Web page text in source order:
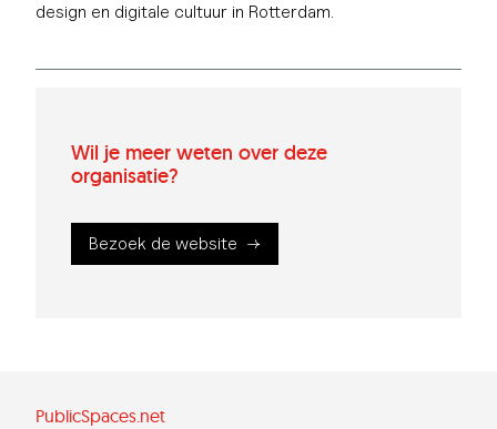
design en digitale cultuur in Rotterdam.
Wil je meer weten over deze
organisatie?
Bezoek de website
PublicSpaces.net